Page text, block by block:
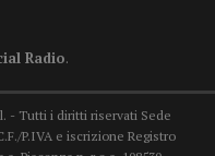
Radio.
- Tutti i diritti riservati Sede
P.IVA e iscrizione Registro